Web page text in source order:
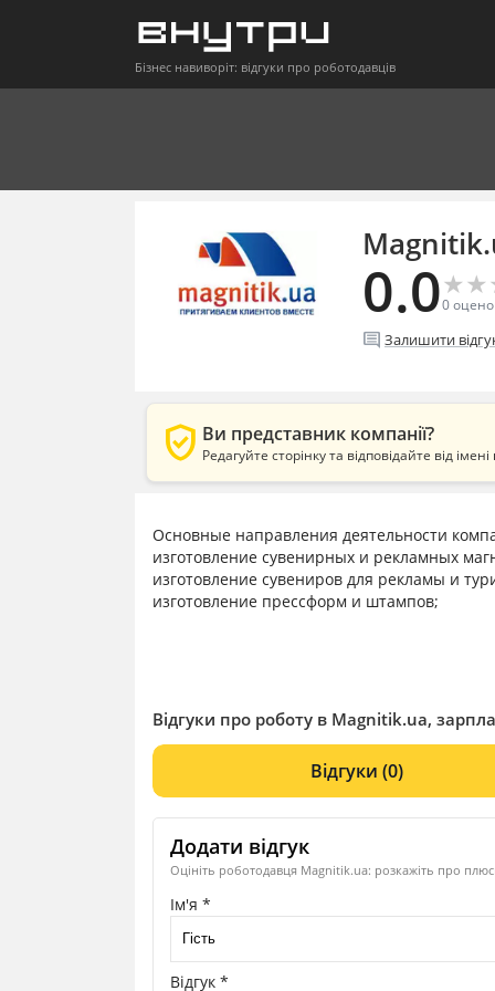
Бізнес навиворіт: відгуки про роботодавців
0.0★
★★
★
0
comment Залишити
verified_user Ви представник компанії?
Редагуйте сторінку та відповідайте від імені
Основные направления деятельности
изготовление сувенирных и рекламных
изготовление сувениров для рекламы и
изготовление прессформ и штампов;
Відгуки про роботу в Magnitik.ua,
Відгуки(0)
Додати відгук
Оцініть роботодавця Magnitik.ua: розкажіть про
Ім'я *
Відгук *